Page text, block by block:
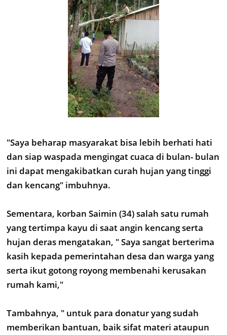
"Saya beharap masyarakat bisa lebih berhati hati
dan siap waspada mengingat cuaca di bulan- bulan
ini dapat mengakibatkan curah hujan yang tinggi
dan kencang" imbuhnya.
Sementara, korban Saimin (34) salah satu rumah
yang tertimpa kayu di saat angin kencang serta
hujan deras mengatakan, " Saya sangat berterima
kasih kepada pemerintahan desa dan warga yang
serta ikut gotong royong membenahi kerusakan
rumah kami,"
Tambahnya, " untuk para donatur yang sudah
memberikan bantuan, baik sifat materi ataupun